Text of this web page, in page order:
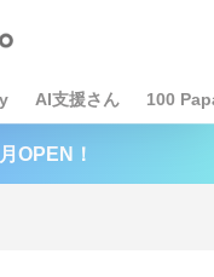
AI支援さん 100
OPEN！